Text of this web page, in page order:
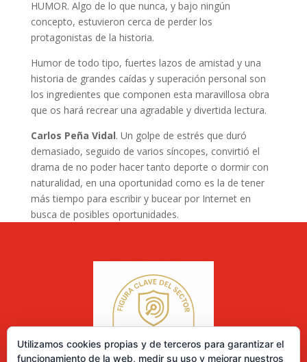
HUMOR. Algo de lo que nunca, y bajo ningún
concepto, estuvieron cerca de perder los
protagonistas de la historia.
Humor de todo tipo, fuertes lazos de amistad y una
historia de grandes caídas y superación personal son
los ingredientes que componen esta maravillosa obra
que os hará recrear una agradable y divertida lectura.
Carlos Peña Vidal. Un golpe de estrés que duró
demasiado, seguido de varios síncopes, convirtió el
drama de no poder hacer tanto deporte o dormir con
naturalidad, en una oportunidad como es la de tener
más tiempo para escribir y bucear por Internet en
busca de posibles oportunidades.
Utilizamos cookies propias y de terceros para garantizar el
funcionamiento de la web, medir su uso y mejorar nuestros